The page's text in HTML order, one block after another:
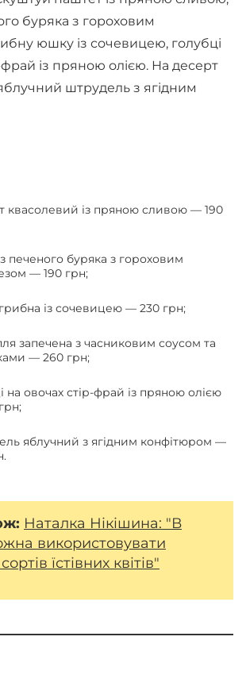
буряка з гороховим
юшку із сочевицею, голубці
фрай із пряною олією. На десерт
штрудель з ягідним
квасолевий із пряною сливою — 190
печеного буряка з гороховим
— 190 грн;
із сочевицею — 230 грн;
запечена з часниковим соусом та
— 260 грн;
на овочах стір-фрай із пряною олією
яблучний з ягідним конфітюром —
Наталка Нікішина: "В
використовувати
їстівних квітів"